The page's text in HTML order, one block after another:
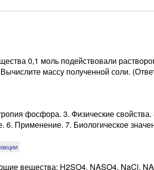
0,1 моль подействовали
массу полученной соли.
фосфора. 3. Физические свойства.
6. Применение. 7. Биологическое
вещества: H2SO4, NASO4, NaCl,